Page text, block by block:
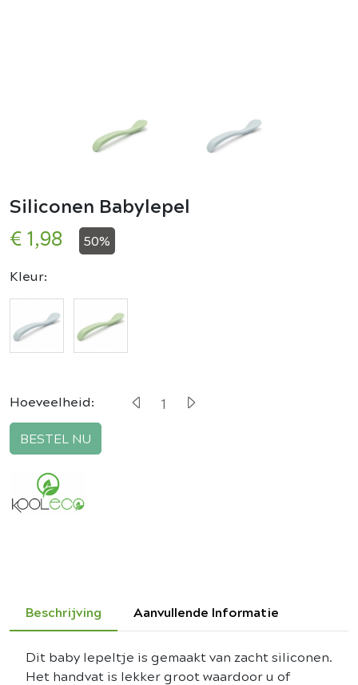
Siliconen Babylepel
€ 1,98
50%
Kleur:
Hoeveelheid:
BESTEL NU
Beschrijving Aanvullende Informatie
Dit baby lepeltje is gemaakt van zacht siliconen.
Het handvat is lekker groot waardoor u of